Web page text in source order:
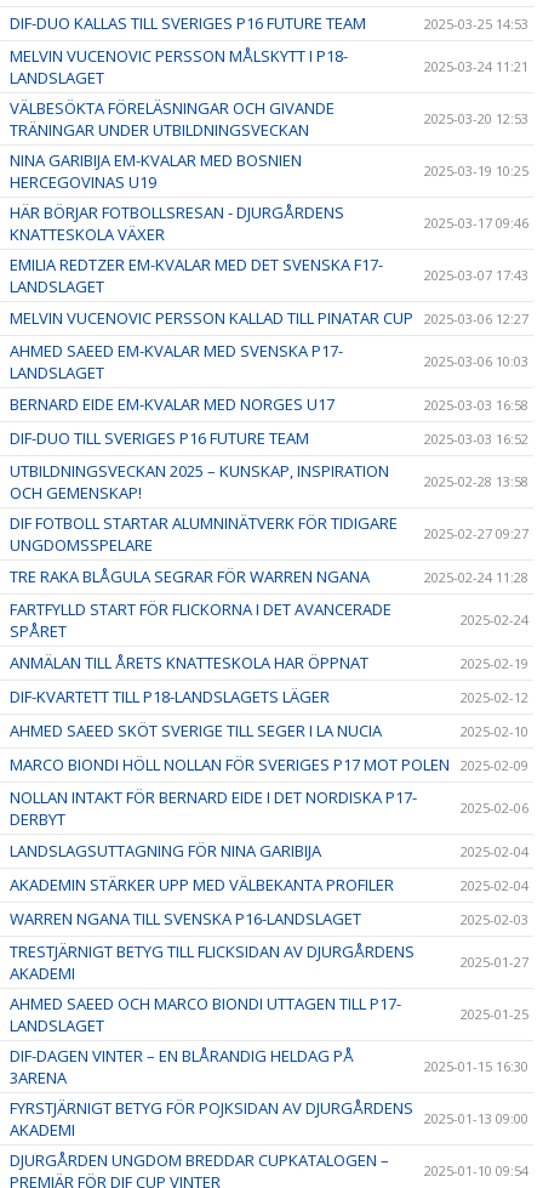
DIF-DUO KALLAS TILL SVERIGES P16 FUTURE TEAM
2025-03-25 14:53
MELVIN VUCENOVIC PERSSON MÅLSKYTT I P18-
LANDSLAGET
2025-03-24 11:21
VÄLBESÖKTA FÖRELÄSNINGAR OCH GIVANDE
TRÄNINGAR UNDER UTBILDNINGSVECKAN
2025-03-20 12:53
NINA GARIBIJA EM-KVALAR MED BOSNIEN
HERCEGOVINAS U19
2025-03-19 10:25
HÄR BÖRJAR FOTBOLLSRESAN - DJURGÅRDENS
KNATTESKOLA VÄXER
2025-03-17 09:46
EMILIA REDTZER EM-KVALAR MED DET SVENSKA F17-
LANDSLAGET
2025-03-07 17:43
MELVIN VUCENOVIC PERSSON KALLAD TILL PINATAR CUP 2025-03-06 12:27
AHMED SAEED EM-KVALAR MED SVENSKA P17-
LANDSLAGET
2025-03-06 10:03
BERNARD EIDE EM-KVALAR MED NORGES U17 2025-03-03 16:58
DIF-DUO TILL SVERIGES P16 FUTURE TEAM 2025-03-03 16:52
UTBILDNINGSVECKAN 2025 – KUNSKAP, INSPIRATION
OCH GEMENSKAP!
2025-02-28 13:58
DIF FOTBOLL STARTAR ALUMNINÄTVERK FÖR TIDIGARE
UNGDOMSSPELARE
2025-02-27 09:27
TRE RAKA BLÅGULA SEGRAR FÖR WARREN NGANA 2025-02-24 11:28
FARTFYLLD START FÖR FLICKORNA I DET AVANCERADE
SPÅRET
2025-02-24
ANMÄLAN TILL ÅRETS KNATTESKOLA HAR ÖPPNAT 2025-02-19
DIF-KVARTETT TILL P18-LANDSLAGETS LÄGER 2025-02-12
AHMED SAEED SKÖT SVERIGE TILL SEGER I LA NUCIA 2025-02-10
MARCO BIONDI HÖLL NOLLAN FÖR SVERIGES P17 MOT POLEN 2025-02-09
NOLLAN INTAKT FÖR BERNARD EIDE I DET NORDISKA P17-
DERBYT
2025-02-06
LANDSLAGSUTTAGNING FÖR NINA GARIBIJA 2025-02-04
AKADEMIN STÄRKER UPP MED VÄLBEKANTA PROFILER 2025-02-04
WARREN NGANA TILL SVENSKA P16-LANDSLAGET 2025-02-03
TRESTJÄRNIGT BETYG TILL FLICKSIDAN AV DJURGÅRDENS
AKADEMI
2025-01-27
AHMED SAEED OCH MARCO BIONDI UTTAGEN TILL P17-
LANDSLAGET
2025-01-25
DIF-DAGEN VINTER – EN BLÅRANDIG HELDAG PÅ
3ARENA
2025-01-15 16:30
FYRSTJÄRNIGT BETYG FÖR POJKSIDAN AV DJURGÅRDENS
AKADEMI
2025-01-13 09:00
DJURGÅRDEN UNGDOM BREDDAR CUPKATALOGEN –
PREMIÄR FÖR DIF CUP VINTER
2025-01-10 09:54